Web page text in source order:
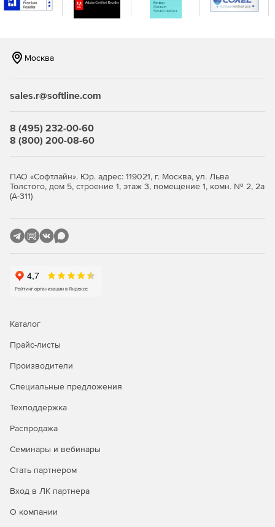
генерации отчетов.
Продукт IronPort Email Security (C-series) доступен в
Модель IronPort C170 рекомендуется для организаций
с количеством пользователей электронной почты от
Модель IronPort C370 подходит для организаций с
количеством пользователей электронной почты от 1
количеством пользователей более 10 000 человек.
требовательных сетей в мире.
Москва
sales.r@softline.com
8 (495) 232-00-60
8 (800) 200-08-60
ПАО «Софтлайн». Юр. адрес: 119021, г. Москва, ул. Льва
Толстого, дом 5, строение 1, этаж 3, помещение 1, комн. № 2, 2а
(А-311)
Каталог
Прайс-листы
Производители
Специальные предложения
Техподдержка
Распродажа
Семинары и вебинары
Стать партнером
Вход в ЛК партнера
О компании